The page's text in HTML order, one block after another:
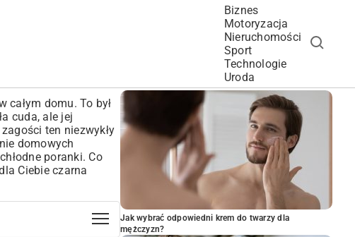
Biznes
Motoryzacja
Nieruchomości
Sport
Technologie
Uroda
całym domu. To był
cuda, ale jej
ten niezwykły
domowych
poranki. Co
Ciebie czarna
POPULARNE ARTYKUŁY
Jak wybrać odpowiedni krem do twarzy dla
mężczyzn?